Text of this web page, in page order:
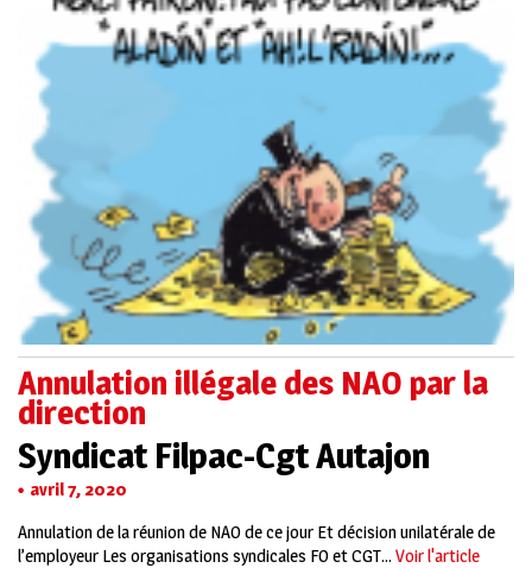
Annulation illégale des NAO par la
direction
Syndicat Filpac-Cgt Autajon
avril 7, 2020
Annulation de la réunion de NAO de ce jour Et décision unilatérale de
l’employeur Les organisations syndicales FO et CGT... Voir l'article